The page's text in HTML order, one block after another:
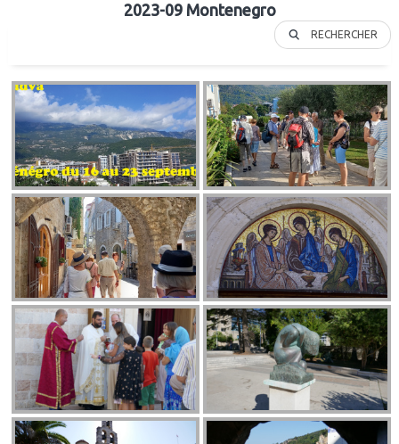
2023-09 Montenegro
RECHERCHER